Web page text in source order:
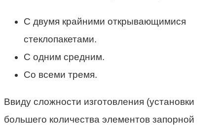
С двумя крайними открывающимися
стеклопакетами.
С одним средним.
Со всеми тремя.
Ввиду сложности изготовления (установки
большего количества элементов запорной